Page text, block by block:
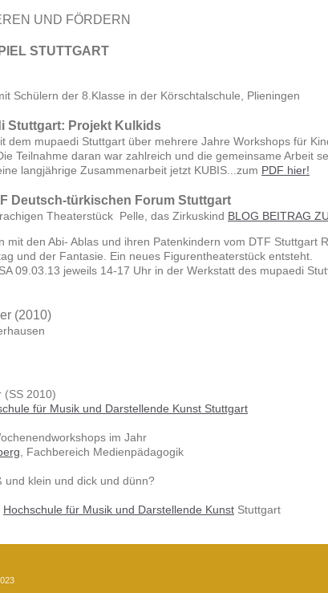
UND FÖRDERN
STUTTGART
Schülern der 8.Klasse in der Körschtalschule, Plieningen
Stuttgart: Projekt Kulkids
dem mupaedi Stuttgart über mehrere Jahre Workshops für
Teilnahme daran war zahlreich und die gemeinsame Arbeit
langjährige Zusammenarbeit jetzt KUBIS...zum PDF hier!
Deutsch-türkischen Forum Stuttgart
Theaterstück Pelle, das Zirkuskind BLOG BEITRAG
mit den Abi- Ablas und ihren Patenkindern vom DTF Stuttgart
und der Fantasie. Ein neues Figurentheaterstück entsteht.
09.03.13 jeweils 14-17 Uhr in der Werkstatt des mupaedi
(2010)
(SS 2010)
für Musik und Darstellende Kunst Stuttgart
im Jahr
, Fachbereich Medienpädagogik
und klein und dick und dünn?
Hochschule für Musik und Darstellende Kunst Stuttgart